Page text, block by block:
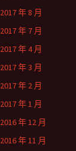
2017 年 8 月
2017 年 7 月
2017 年 4 月
2017 年 3 月
2017 年 2 月
2017 年 1 月
2016 年 12 月
2016 年 11 月